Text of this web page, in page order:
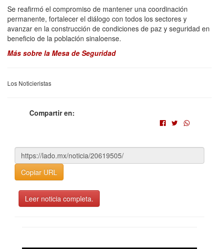
Se reafirmó el compromiso de mantener una coordinación
permanente, fortalecer el diálogo con todos los sectores y
avanzar en la construcción de condiciones de paz y seguridad en
beneficio de la población sinaloense.
Más sobre la Mesa de Seguridad
Los Noticieristas
Compartir en:
Copiar URL
Leer noticia completa.